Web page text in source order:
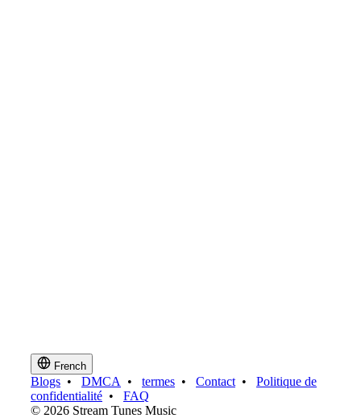
French
Blogs • DMCA • termes • Contact • Politique de
confidentialité • FAQ
© 2026 Stream Tunes Music